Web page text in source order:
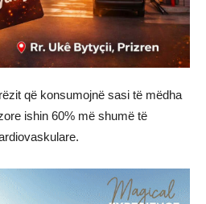
që konsumojnë sasi të mëdha
ishin 60% më shumë të